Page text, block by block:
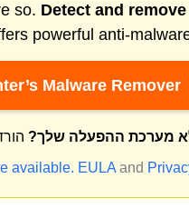
so. Detect and remove
powerful anti-
Malware Remover
מערכת ההפעלה שלך?
available. EULA and